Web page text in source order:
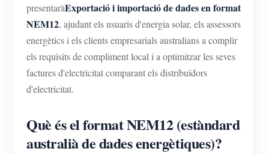
presentaràExportació i importació de dades en format
NEM12, ajudant els usuaris d'energia solar, els assessors
energètics i els clients empresarials australians a complir
els requisits de compliment local i a optimitzar les seves
factures d'electricitat comparant els distribuïdors
d'electricitat.
Què és el format NEM12 (estàndard
australià de dades energètiques)?